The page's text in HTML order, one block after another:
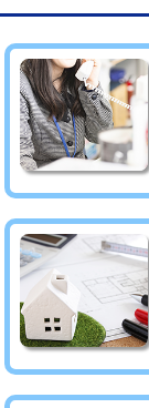
マス交換（深
コンクリート斫
コンクリート斫
モルタル補修（
モルタル補修
追加人工
廃棄・処分
※給水管工事は